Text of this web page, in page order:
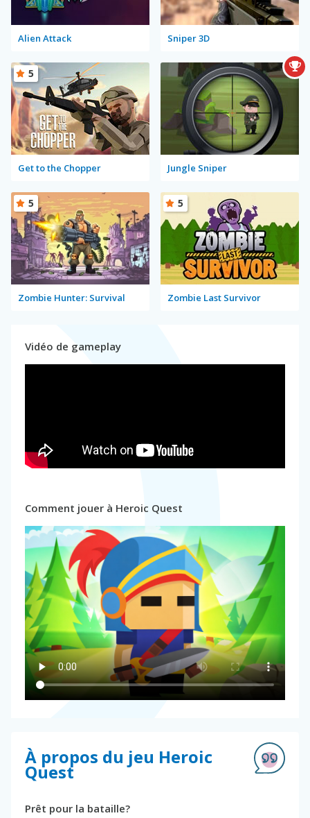
Alien Attack Sniper 3D
Get to the Chopper
5
Jungle Sniper
Zombie Hunter: Survival
5
Zombie Last Survivor
5
Vidéo de gameplay
Comment jouer à Heroic Quest
À propos du jeu Heroic
Quest
Prêt pour la bataille?